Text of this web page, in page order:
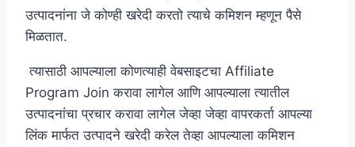
उत्पादनांना जे कोण्ही खरेदी करतो त्याचे कमिशन म्हणून पैसे
मिळतात.
त्यासाठी आपल्याला कोणत्याही वेबसाइटचा Affiliate
Program Join करावा लागेल आणि आपल्याला त्यातील
उत्पादनांचा प्रचार करावा लागेल जेव्हा जेव्हा वापरकर्ता आपल्या
लिंक मार्फत उत्पादने खरेदी करेल तेव्हा आपल्याला कमिशन